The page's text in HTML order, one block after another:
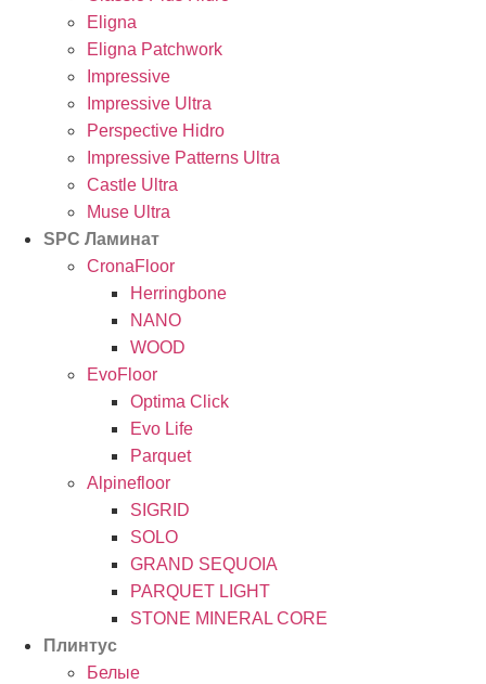
Eligna
Eligna Patchwork
Impressive
Impressive Ultra
Perspective Hidro
Impressive Patterns Ultra
Castle Ultra
Muse Ultra
SPC Ламинат
CronaFloor
Herringbone
NANO
WOOD
EvoFloor
Optima Click
Evo Life
Parquet
Alpinefloor
SIGRID
SOLO
GRAND SEQUOIA
PARQUET LIGHT
STONE MINERAL CORE
Плинтус
Белые